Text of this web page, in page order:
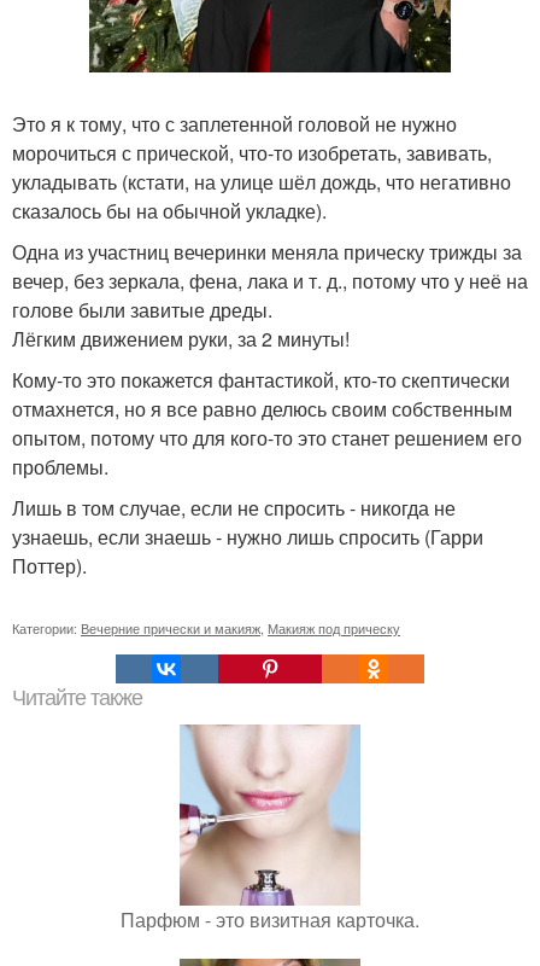
Это я к тому, что с заплетенной головой не нужно
морочиться с прической, что-то изобретать, завивать,
укладывать (кстати, на улице шёл дождь, что негативно
сказалось бы на обычной укладке).
Одна из участниц вечеринки меняла прическу трижды за
вечер, без зеркала, фена, лака и т. д., потому что у неё на
голове были завитые дреды.
Лёгким движением руки, за 2 минуты!
Кому-то это покажется фантастикой, кто-то скептически
отмахнется, но я все равно делюсь своим собственным
опытом, потому что для кого-то это станет решением его
проблемы.
Лишь в том случае, если не спросить - никогда не
узнаешь, если знаешь - нужно лишь спросить (Гарри
Поттер).
Категории: Вечерние прически и макияж Макияж под прическу
Читайте также
Парфюм - это визитная карточка.